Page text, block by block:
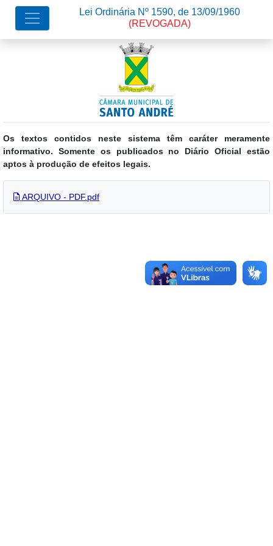
Os textos contidos neste sistema têm caráter meramente
informativo. Somente os publicados no Diário Oficial estão
aptos à produção de efeitos legais.
Lei Ordinária Nº 1590, de 13/09/1960
(REVOGADA)
ARQUIVO - PDF.pdf